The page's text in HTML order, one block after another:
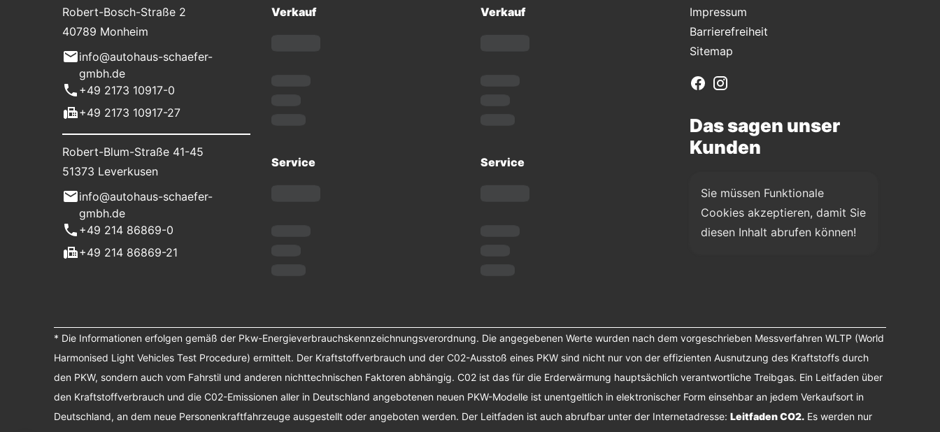
Robert-Bosch-Straße 2
40789 Monheim
info@autohaus-schaefer-
gmbh.de
+49 2173 10917-0
+49 2173 10917-27
Robert-Blum-Straße 41-45
51373 Leverkusen
info@autohaus-schaefer-
gmbh.de
+49 214 86869-0
+49 214 86869-21
Verkauf
Service
Verkauf
Service
Impressum
Barrierefreiheit
Sitemap
Das sagen unser
Kunden
Sie müssen Funktionale
Cookies akzeptieren, damit Sie
diesen Inhalt abrufen können!
* Die Informationen erfolgen gemäß der Pkw-Energieverbrauchskennzeichnungsverordnung. Die angegebenen Werte wurden nach dem vorgeschrieben Messverfahren WLTP (World
Harmonised Light Vehicles Test Procedure) ermittelt. Der Kraftstoffverbrauch und der C02-Ausstoß eines PKW sind nicht nur von der effizienten Ausnutzung des Kraftstoffs durch
den PKW, sondern auch vom Fahrstil und anderen nichttechnischen Faktoren abhängig. C02 ist das für die Erderwärmung hauptsächlich verantwortliche Treibgas. Ein Leitfaden über
den Kraftstoffverbrauch und die C02-Emissionen aller in Deutschland angebotenen neuen PKW-Modelle ist unentgeltlich in elektronischer Form einsehbar an jedem Verkaufsort in
Deutschland, an dem neue Personenkraftfahrzeuge ausgestellt oder angeboten werden. Der Leitfaden ist auch abrufbar unter der Internetadresse: Leitfaden CO2. Es werden nur